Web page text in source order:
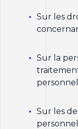
Sur les
Sur la
Sur les